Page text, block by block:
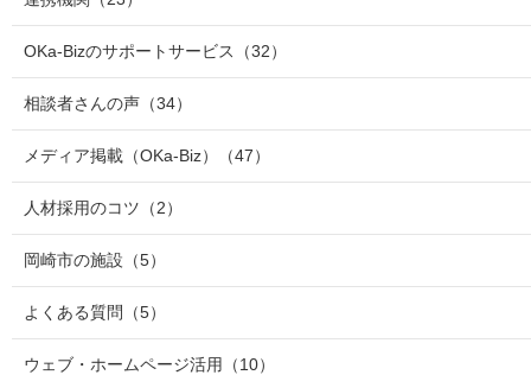
OKa-Bizのサポートサービス （32）
相談者さんの声 （34）
メディア掲載（OKa-Biz） （47）
人材採用のコツ （2）
岡崎市の施設 （5）
よくある質問 （5）
ウェブ・ホームページ活用 （10）